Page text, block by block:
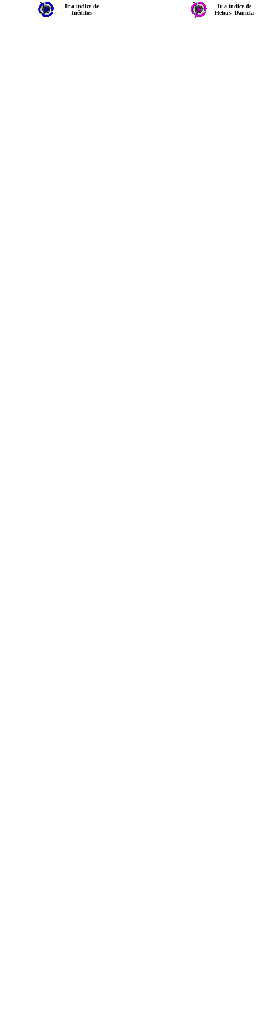
Ir a índice de
Inéditos
Ir a índice de
Hehus, Daniela